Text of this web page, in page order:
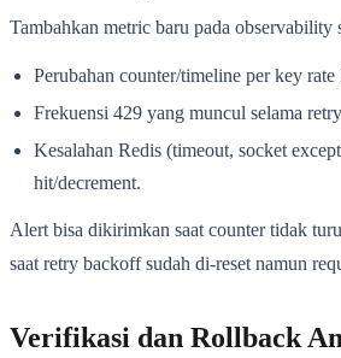
Tambahkan metric baru pada observability
Perubahan counter/timeline per key rate
Frekuensi 429 yang muncul selama
Kesalahan Redis (timeout, socket
hit/decrement.
Alert bisa dikirimkan saat counter tidak
saat retry backoff sudah di-reset namun
Verifikasi dan Rollback